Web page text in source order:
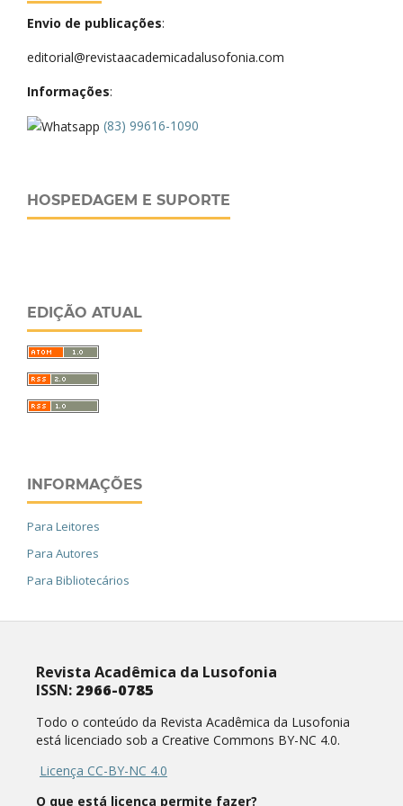
Envio de publicações:
editorial@revistaacademicadalusofonia.com
Informações:
(83) 99616-1090
HOSPEDAGEM E SUPORTE
EDIÇÃO ATUAL
INFORMAÇÕES
Para Leitores
Para Autores
Para Bibliotecários
Revista Acadêmica da Lusofonia
ISSN: 2966-0785
Todo o conteúdo da Revista Acadêmica da Lusofonia
está licenciado sob a Creative Commons BY-NC 4.0.
Licença CC-BY-NC 4.0
O que está licença permite fazer?